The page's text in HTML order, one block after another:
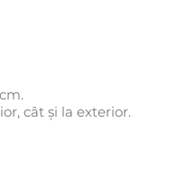
cât și la exterior.